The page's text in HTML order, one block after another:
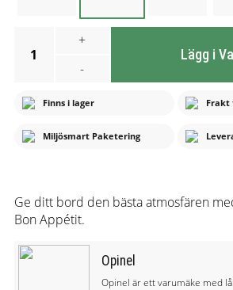
1
+
-
Lägg i
Finns i lager Frakt
Miljösmart Paketering
Ge ditt bord den bästa atmosfären
Bon Appétit.
Opinel
Opinel är ett varumäke med